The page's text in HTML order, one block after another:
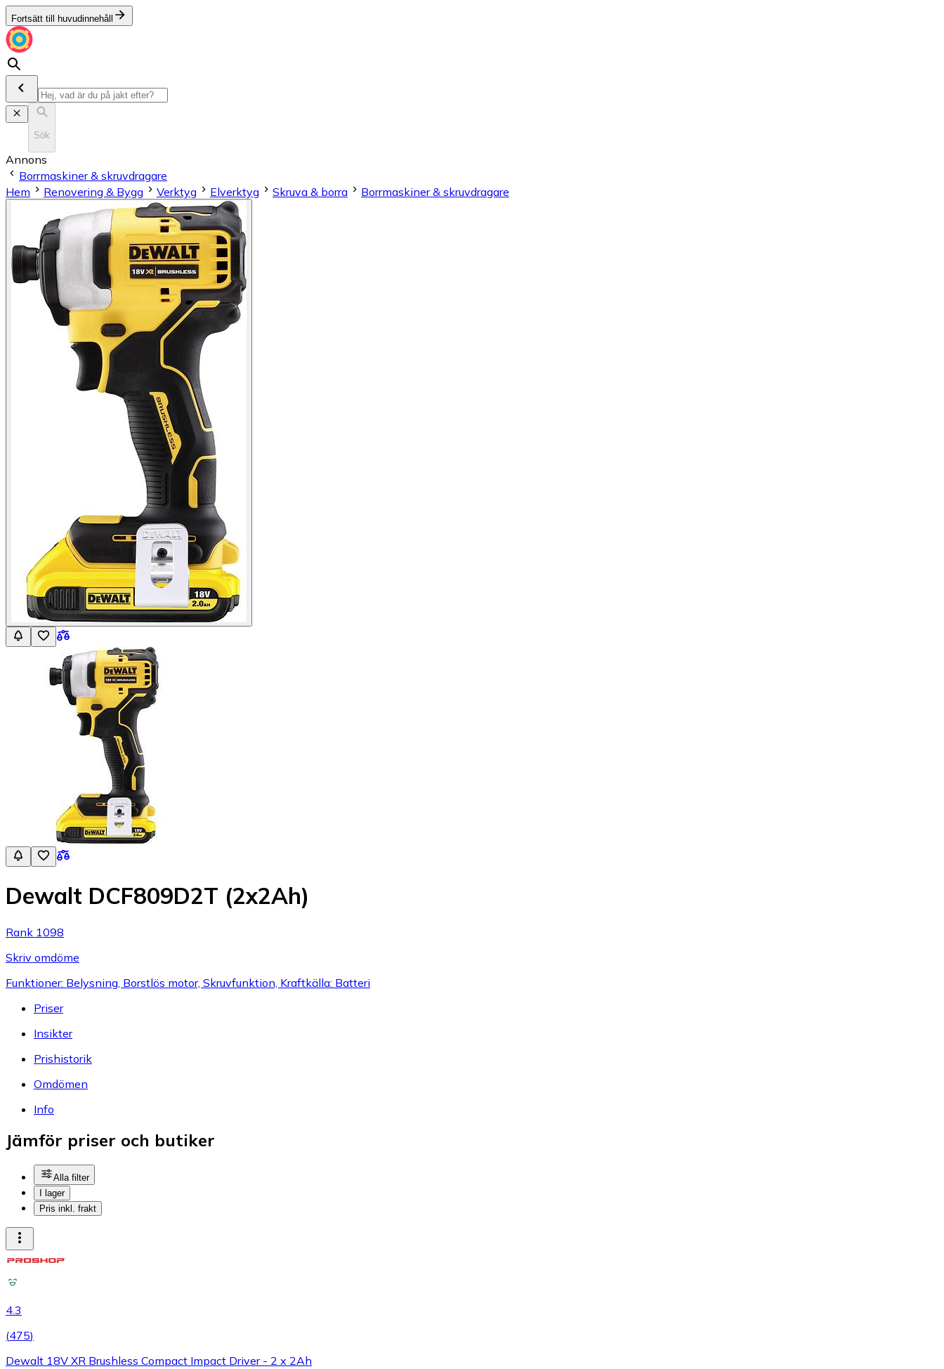
Fortsätt till huvudinnehåll
Sök
Annons
Borrmaskiner & skruvdragare
Hem
Renovering & Bygg Verktyg Elverktyg Skruva & borra Borrmaskiner & skruvdragare
Dewalt DCF809D2T (2x2Ah)
Rank 1098
Skriv omdöme
Funktioner: Belysning, Borstlös motor, Skruvfunktion, Kraftkälla: Batteri
Priser
Insikter
Prishistorik
Omdömen
Info
Jämför priser och butiker
Alla filter
I lager
Pris inkl. frakt
4.3
(475)
Dewalt 18V XR Brushless Compact Impact Driver - 2 x 2Ah